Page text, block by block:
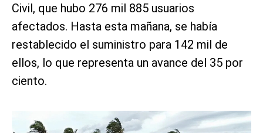
Civil, que hubo 276 mil 885 usuarios
afectados. Hasta esta mañana, se había
restablecido el suministro para 142 mil de
ellos, lo que representa un avance del 35 por
ciento.